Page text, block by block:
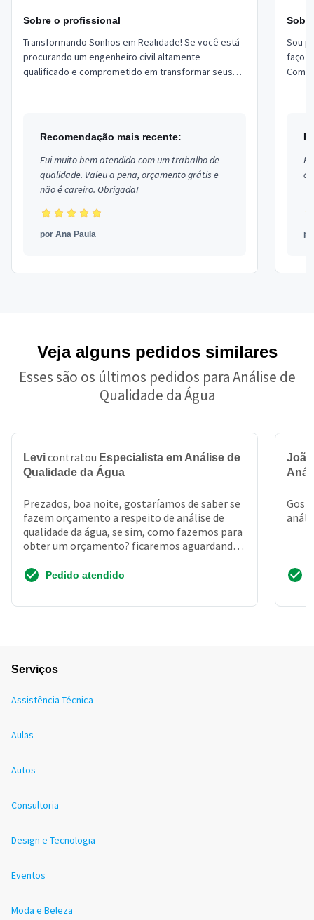
Sobre o profissional
Transformando Sonhos em Realidade! Se você está
procurando um engenheiro civil altamente
qualificado e comprometido em transformar seus
Recomendação mais recente:
Fui muito bem atendida com um trabalho de
qualidade. Valeu a pena, orçamento grátis e
não é careiro. Obrigada!
por Ana Paula
Sou
faço
Veja alguns pedidos similares
Esses são os últimos pedidos para Análise de
Qualidade da Água
Levicontratou Especialista em Análise de
Qualidade da Água
Prezados, boa noite, gostaríamos de saber se
fazem orçamento a respeito de análise de
qualidade da água, se sim, como fazemos para
obter um orçamento? ficaremos aguardando.
Pedido atendido
Serviços
Assistência Técnica
Aulas
Autos
Consultoria
Design e Tecnologia
Eventos
Moda e Beleza